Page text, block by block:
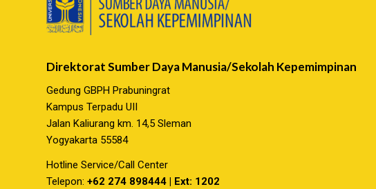
Direktorat Sumber Daya Manusia/Sekolah Kepemimpinan
Gedung GBPH Prabuningrat
Kampus Terpadu UII
Jalan Kaliurang km. 14,5 Sleman
Yogyakarta 55584
Hotline Service/Call Center
Telepon: +62 274 898444 | Ext: 1202